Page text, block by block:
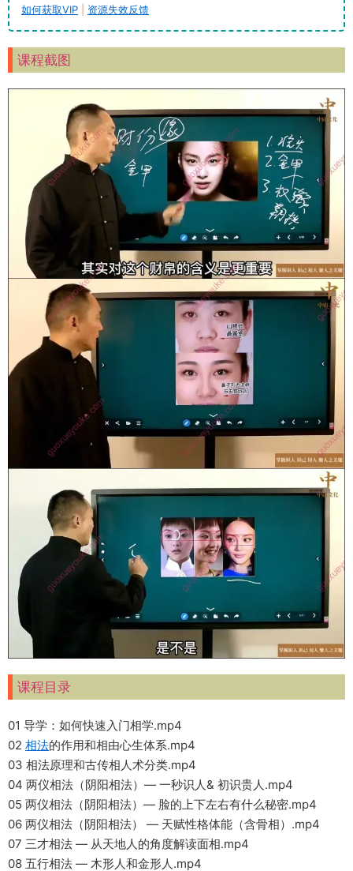
如何获取VIP
资源失效反馈
课程截图
课程目录
01 导学：如何快速入门相学.mp4
02 相法的作用和相由心生体系.mp4
03 相法原理和古传相人术分类.mp4
04 两仪相法（阴阳相法）— 一秒识人& 初识贵人.mp4
05 两仪相法（阴阳相法）— 脸的上下左右有什么秘密.mp4
06 两仪相法（阴阳相法） — 天赋性格体能（含骨相）.mp4
07 三才相法 — 从天地人的角度解读面相.mp4
08 五行相法 — 木形人和金形人.mp4